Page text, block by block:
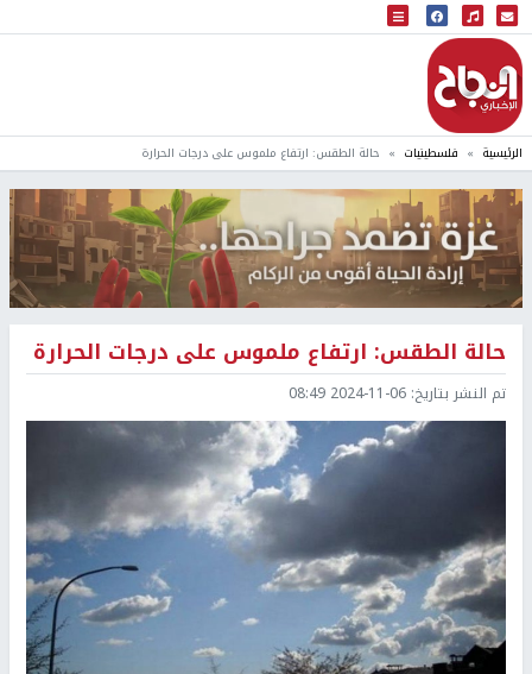
البث المباشر
إذاعة النجاح
الرئيسية فلسطينيات حالة الطقس: ارتفاع ملموس على درجات الحرارة
حالة الطقس: ارتفاع ملموس على درجات الحرارة
تم النشر بتاريخ: 2024-11-06 08:49